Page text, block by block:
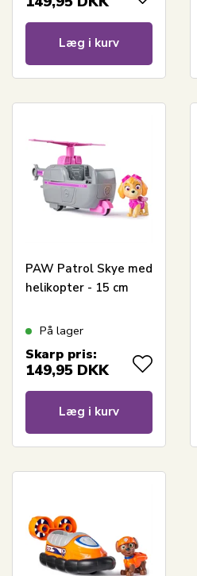
Læg i kurv
PAW Patrol Skye med
helikopter - 15 cm
På lager
Skarp pris:
149,95 DKK
Læg i kurv